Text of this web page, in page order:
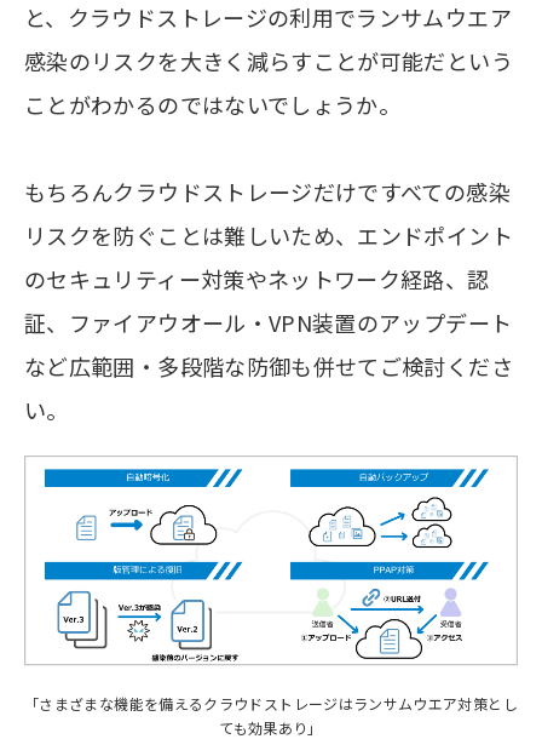
と、クラウドストレージの利用でランサムウエア
感染のリスクを大きく減らすことが可能だという
ことがわかるのではないでしょうか。
もちろんクラウドストレージだけですべての感染
リスクを防ぐことは難しいため、エンドポイント
のセキュリティー対策やネットワーク経路、認
証、ファイアウオール・VPN装置のアップデート
など広範囲・多段階な防御も併せてご検討くださ
い。
「さまざまな機能を備えるクラウドストレージはランサムウエア対策とし
ても効果あり」